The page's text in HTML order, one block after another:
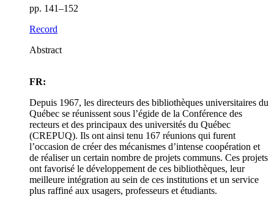
pp. 141–152
Record
Abstract
FR:
Depuis 1967, les directeurs des bibliothèques universitaires du
Québec se réunissent sous l’égide de la Conférence des
recteurs et des principaux des universités du Québec
(CREPUQ). Ils ont ainsi tenu 167 réunions qui furent
l’occasion de créer des mécanismes d’intense coopération et
de réaliser un certain nombre de projets communs. Ces projets
ont favorisé le développement de ces bibliothèques, leur
meilleure intégration au sein de ces institutions et un service
plus raffiné aux usagers, professeurs et étudiants.